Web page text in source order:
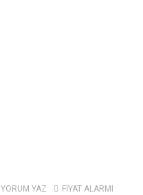
YORUM YAZ FİYAT ALARMI